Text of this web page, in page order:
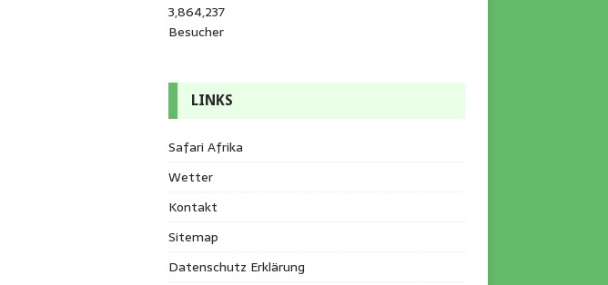
3,864,237
Besucher
LINKS
Safari Afrika
Wetter
Kontakt
Sitemap
Datenschutz Erklärung